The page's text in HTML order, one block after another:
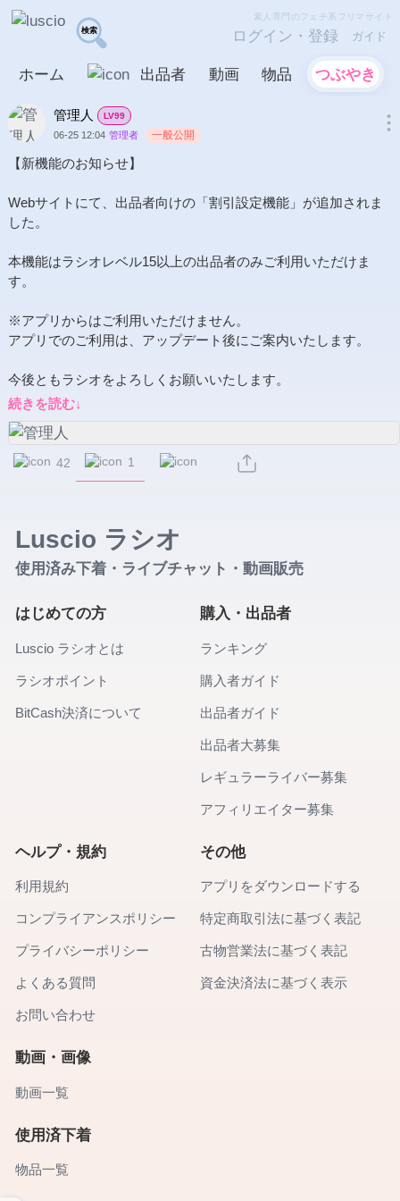
ホーム 出品者 動画 物品 つぶやき
素人専門のフェチ系フリマサイト
ログイン・登録 ガイド
管理人 LV99
06-25 12:04 管理者 一般公開
【新機能のお知らせ】
Webサイトにて、出品者向けの「割引設定機能」が追加されま
した。
本機能はラシオレベル15以上の出品者のみご利用いただけま
す。
※アプリからはご利用いただけません。
アプリでのご利用は、アップデート後にご案内いたします。
続きを読む↓
42 1
Luscio ラシオ
使用済み下着・ライブチャット・動画販売
はじめての方
Luscio ラシオとは
ラシオポイント
BitCash決済について
購入・出品者
ランキング
購入者ガイド
出品者ガイド
出品者大募集
レギュラーライバー募集
アフィリエイター募集
ヘルプ・規約
利用規約
コンプライアンスポリシー
プライバシーポリシー
よくある質問
お問い合わせ
その他
アプリをダウンロードする
特定商取引法に基づく表記
古物営業法に基づく表記
資金決済法に基づく表示
動画・画像
動画一覧
使用済下着
物品一覧